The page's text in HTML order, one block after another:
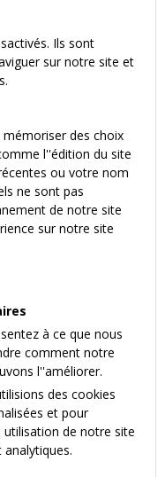
Ils sont
sur notre site et
des choix
l''édition du site
ou votre nom
ne sont pas
de notre site
sur notre site
à ce que nous
comment notre
l''améliorer.
des cookies
et pour
de notre site